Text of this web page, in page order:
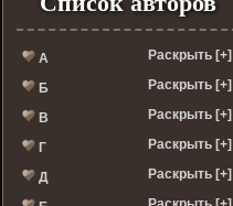
А Раскрыть [+]
Б Раскрыть [+]
В Раскрыть [+]
Г Раскрыть [+]
Д Раскрыть [+]